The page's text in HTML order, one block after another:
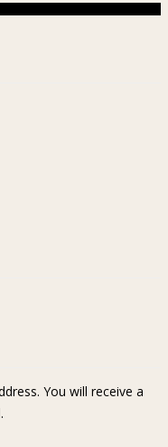
You will receive a